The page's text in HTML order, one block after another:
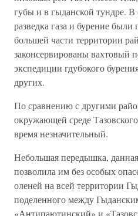
губы и в гыданской тундре. В
разведка газа и бурение
большей части территории
законсервированы вахтовый
экспедиции гдубокого
других.
По сравнению с другими
окружающей среде
время незначительный.
Небольшая передышка,
позволила им без особых
оленей на всей территории
поделенного между
«Антипаютинский» и